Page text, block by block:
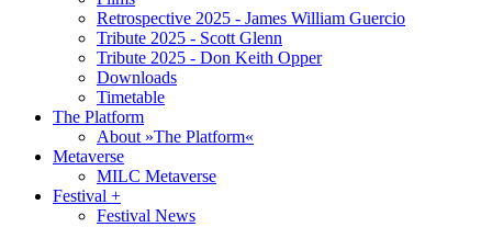
Retrospective 2025 - James William Guercio
Tribute 2025 - Scott Glenn
Tribute 2025 - Don Keith Opper
Downloads
Timetable
The Platform
About »The Platform«
Metaverse
MILC Metaverse
Festival +
Festival News